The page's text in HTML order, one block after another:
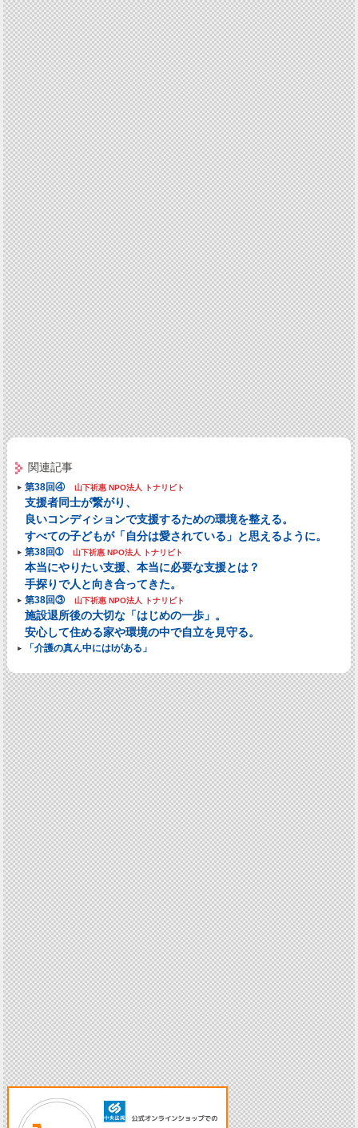
関連記事
第38回④ 山下祈惠 NPO法人 トナリビト
支援者同士が繋がり、
良いコンディションで支援するための環境を整える。
すべての子どもが「自分は愛されている」と思えるように。
第38回➀ 山下祈惠 NPO法人 トナリビト
本当にやりたい支援、本当に必要な支援とは？
手探りで人と向き合ってきた。
第38回③ 山下祈惠 NPO法人 トナリビト
施設退所後の大切な「はじめの一歩」。
安心して住める家や環境の中で自立を見守る。
「介護の真ん中にはIがある」